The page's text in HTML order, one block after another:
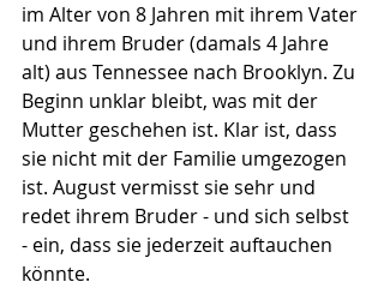
im Alter von 8 Jahren mit ihrem Vater
und ihrem Bruder (damals 4 Jahre
alt) aus Tennessee nach Brooklyn. Zu
Beginn unklar bleibt, was mit der
Mutter geschehen ist. Klar ist, dass
sie nicht mit der Familie umgezogen
ist. August vermisst sie sehr und
redet ihrem Bruder - und sich selbst
- ein, dass sie jederzeit auftauchen
könnte.